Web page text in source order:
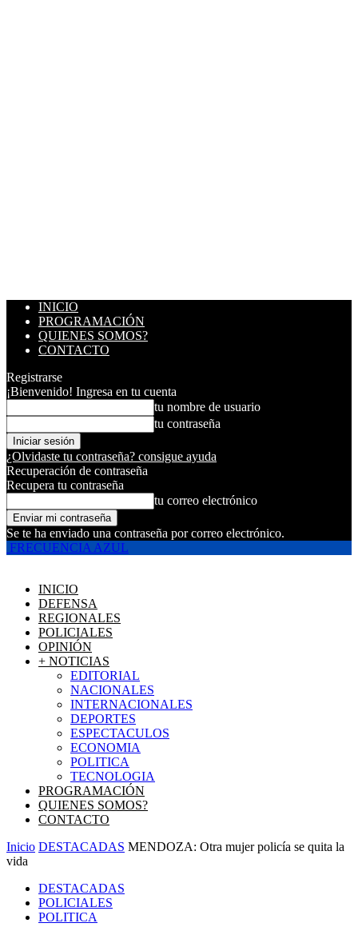
INICIO
PROGRAMACIÓN
QUIENES SOMOS?
CONTACTO
Registrarse
¡Bienvenido! Ingresa en tu cuenta
tu nombre de usuario
tu contraseña
¿Olvidaste tu contraseña? consigue ayuda
Recuperación de contraseña
Recupera tu contraseña
tu correo electrónico
Se te ha enviado una contraseña por correo electrónico.
FRECUENCIA AZUL
INICIO
DEFENSA
REGIONALES
POLICIALES
OPINIÓN
+ NOTICIAS
EDITORIAL
NACIONALES
INTERNACIONALES
DEPORTES
ESPECTACULOS
ECONOMIA
POLITICA
TECNOLOGIA
PROGRAMACIÓN
QUIENES SOMOS?
CONTACTO
Inicio DESTACADAS MENDOZA: Otra mujer policía se quita la
vida
DESTACADAS
POLICIALES
POLITICA